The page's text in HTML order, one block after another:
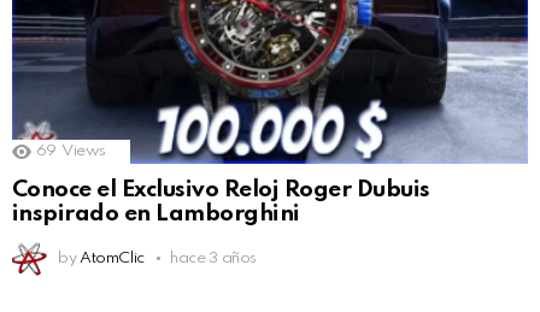
69 Views
Conoce el Exclusivo Reloj Roger Dubuis
inspirado en Lamborghini
by AtomClic hace 3 años